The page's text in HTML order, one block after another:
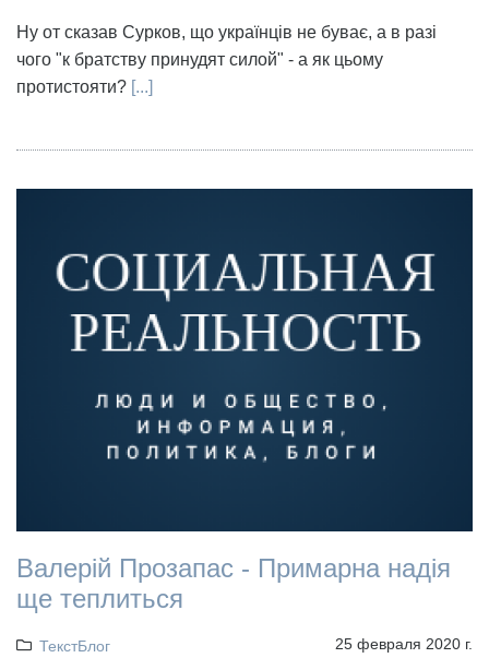
Ну от сказав Сурков, що українців не буває, а в разі
чого "к братству принудят силой" - а як цьому
протистояти? [...]
Валерій Прозапас - Примарна надія
ще теплиться
ТекстБлог 25 февраля 2020 г.